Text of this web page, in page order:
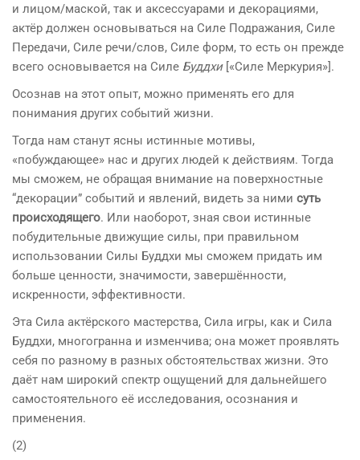
и лицом/маской, так и аксессуарами и декорациями,
актёр должен основываться на Силе Подражания, Силе
Передачи, Силе речи/слов, Силе форм, то есть он прежде
всего основывается на Силе Буддхи[«Силе Меркурия»].
Осознав на этот опыт, можно применять его для
понимания других событий жизни.
Тогда нам станут ясны истинные мотивы,
«побуждающее» нас и других людей к действиям. Тогда
мы сможем, не обращая внимание на поверхностные
“декорации” событий и явлений, видеть за ними суть
происходящего. Или наоборот, зная свои истинные
побудительные движущие силы, при правильном
использовании Силы Буддхи мы сможем придать им
больше ценности, значимости, завершённости,
искренности, эффективности.
Эта Сила актёрского мастерства, Сила игры, как и Сила
Буддхи, многогранна и изменчива; она может проявлять
себя по разному в разных обстоятельствах жизни. Это
даёт нам широкий спектр ощущений для дальнейшего
самостоятельного её исследования, осознания и
применения.
(2)